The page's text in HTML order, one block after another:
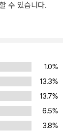
동사 활용표 교
날개에는 '동사
단어들도 한 글
라 읽으면서 문
드를 수록하여, 언
들으면서 학습할
수 있습니다.
1.0%
13.3%
13.7%
6.5%
3.8%